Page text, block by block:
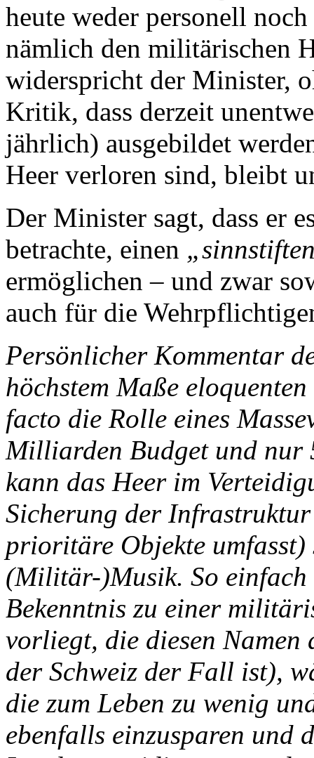
heute weder personell
nämlich den militärischen
widerspricht der Minister,
Kritik, dass derzeit
jährlich) ausgebildet
Heer verloren sind, bleibt
Der Minister sagt, dass er
betrachte, einen
ermöglichen – und zwar
auch für die
Persönlicher Kommentar
höchstem Maße
facto die Rolle eines
Milliarden Budget und nur
kann das Heer im
Sicherung der
prioritäre Objekte umfasst)
(Militär-)Musik. So einfach
Bekenntnis zu einer
vorliegt, die diesen
der Schweiz der Fall ist),
die zum Leben zu wenig
ebenfalls einzusparen und